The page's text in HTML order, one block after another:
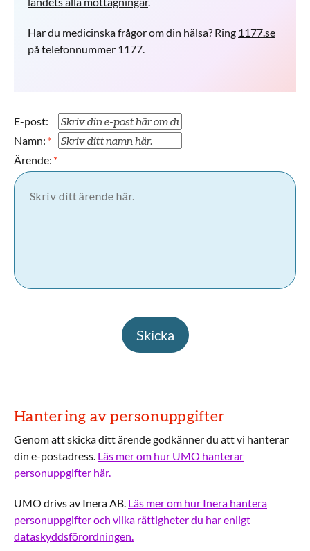
Har du medicinska frågor om din hälsa? Ring 1177.se
på telefonnummer 1177.
E-post:
Namn:
Ärende:
Skicka
Hantering av personuppgifter
Genom att skicka ditt ärende godkänner du att vi hanterar
din e-postadress. Läs mer om hur UMO hanterar
personuppgifter här.
UMO drivs av Inera AB. Läs mer om hur Inera hantera
personuppgifter och vilka rättigheter du har enligt
dataskyddsförordningen.